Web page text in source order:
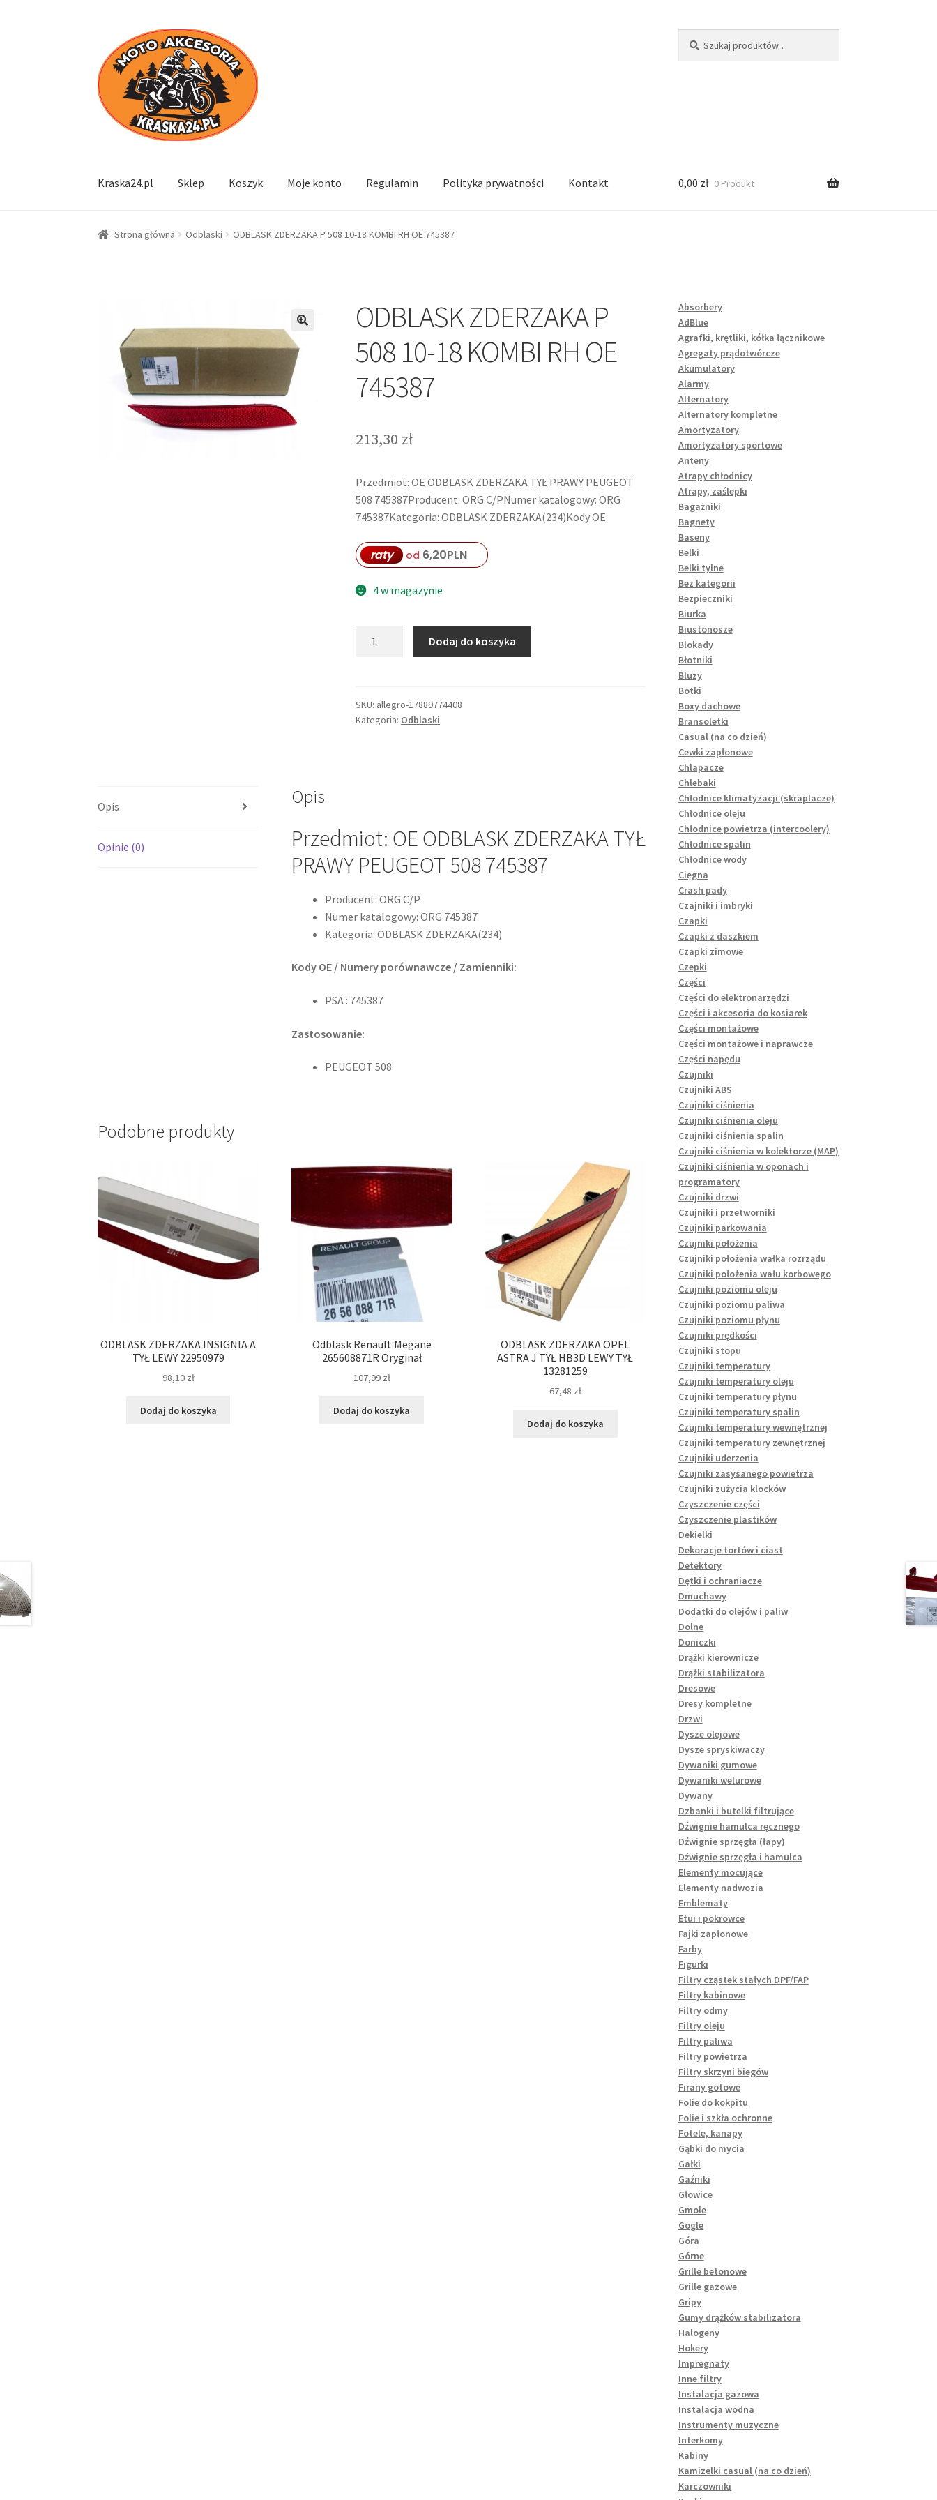
Przejdź
do
nawigacji
Przejdź
do
treści
Kraska24.pl Sklep Koszyk Moje konto Regulamin Polityka prywatności Kontakt 0,00 zł 0 Produkt
Strona główna Odblaski ODBLASK ZDERZAKA P 508 10-18 KOMBI RH OE 745387
ODBLASK ZDERZAKA P
508 10-18 KOMBI RH OE
745387
213,30 zł
Przedmiot: OE ODBLASK ZDERZAKA TYŁ PRAWY PEUGEOT
508 745387Producent: ORG C/PNumer katalogowy: ORG
745387Kategoria: ODBLASK ZDERZAKA(234)Kody OE
raty od 6,20PLN
4 w magazynie
508
10-
Dodaj do koszyka
SKU: allegro-17889774408
Kategoria: Odblaski
Opis
Opinie (0)
Opis
Przedmiot: OE ODBLASK ZDERZAKA TYŁ
PRAWY PEUGEOT 508 745387
Producent: ORG C/P
Numer katalogowy: ORG 745387
Kategoria: ODBLASK ZDERZAKA(234)
Kody OE / Numery porównawcze / Zamienniki:
PSA : 745387
Zastosowanie:
PEUGEOT 508
Podobne produkty
ODBLASK ZDERZAKA INSIGNIA A
TYŁ LEWY 22950979
98,10 zł
Dodaj do koszyka
Odblask Renault Megane
265608871R Oryginał
107,99 zł
Dodaj do koszyka
ODBLASK ZDERZAKA OPEL
ASTRA J TYŁ HB3D LEWY TYŁ
13281259
67,48 zł
Dodaj do koszyka
Absorbery
AdBlue
Agrafki, krętliki, kółka łącznikowe
Agregaty prądotwórcze
Akumulatory
Alarmy
Alternatory
Alternatory kompletne
Amortyzatory
Amortyzatory sportowe
Anteny
Atrapy chłodnicy
Atrapy, zaślepki
Bagażniki
Bagnety
Baseny
Belki
Belki tylne
Bez kategorii
Bezpieczniki
Biurka
Biustonosze
Blokady
Błotniki
Bluzy
Botki
Boxy dachowe
Bransoletki
Casual (na co dzień)
Cewki zapłonowe
Chlapacze
Chlebaki
Chłodnice klimatyzacji (skraplacze)
Chłodnice oleju
Chłodnice powietrza (intercoolery)
Chłodnice spalin
Chłodnice wody
Cięgna
Crash pady
Czajniki i imbryki
Czapki
Czapki z daszkiem
Czapki zimowe
Czepki
Części
Części do elektronarzędzi
Części i akcesoria do kosiarek
Części montażowe
Części montażowe i naprawcze
Części napędu
Czujniki
Czujniki ABS
Czujniki ciśnienia
Czujniki ciśnienia oleju
Czujniki ciśnienia spalin
Czujniki ciśnienia w kolektorze (MAP)
Czujniki ciśnienia w oponach i
programatory
Czujniki drzwi
Czujniki i przetworniki
Czujniki parkowania
Czujniki położenia
Czujniki położenia wałka rozrządu
Czujniki położenia wału korbowego
Czujniki poziomu oleju
Czujniki poziomu paliwa
Czujniki poziomu płynu
Czujniki prędkości
Czujniki stopu
Czujniki temperatury
Czujniki temperatury oleju
Czujniki temperatury płynu
Czujniki temperatury spalin
Czujniki temperatury wewnętrznej
Czujniki temperatury zewnętrznej
Czujniki uderzenia
Czujniki zasysanego powietrza
Czujniki zużycia klocków
Czyszczenie części
Czyszczenie plastików
Dekielki
Dekoracje tortów i ciast
Detektory
Dętki i ochraniacze
Dmuchawy
Dodatki do olejów i paliw
Dolne
Doniczki
Drążki kierownicze
Drążki stabilizatora
Dresowe
Dresy kompletne
Drzwi
Dysze olejowe
Dysze spryskiwaczy
Dywaniki gumowe
Dywaniki welurowe
Dywany
Dzbanki i butelki filtrujące
Dźwignie hamulca ręcznego
Dźwignie sprzęgła (łapy)
Dźwignie sprzęgła i hamulca
Elementy mocujące
Elementy nadwozia
Emblematy
Etui i pokrowce
Fajki zapłonowe
Farby
Figurki
Filtry cząstek stałych DPF/FAP
Filtry kabinowe
Filtry odmy
Filtry oleju
Filtry paliwa
Filtry powietrza
Filtry skrzyni biegów
Firany gotowe
Folie do kokpitu
Folie i szkła ochronne
Fotele, kanapy
Gąbki do mycia
Gałki
Gaźniki
Głowice
Gmole
Gogle
Góra
Górne
Grille betonowe
Grille gazowe
Gripy
Gumy drążków stabilizatora
Halogeny
Hokery
Impregnaty
Inne filtry
Instalacja gazowa
Instalacja wodna
Instrumenty muzyczne
Interkomy
Kabiny
Kamizelki casual (na co dzień)
Karczowniki